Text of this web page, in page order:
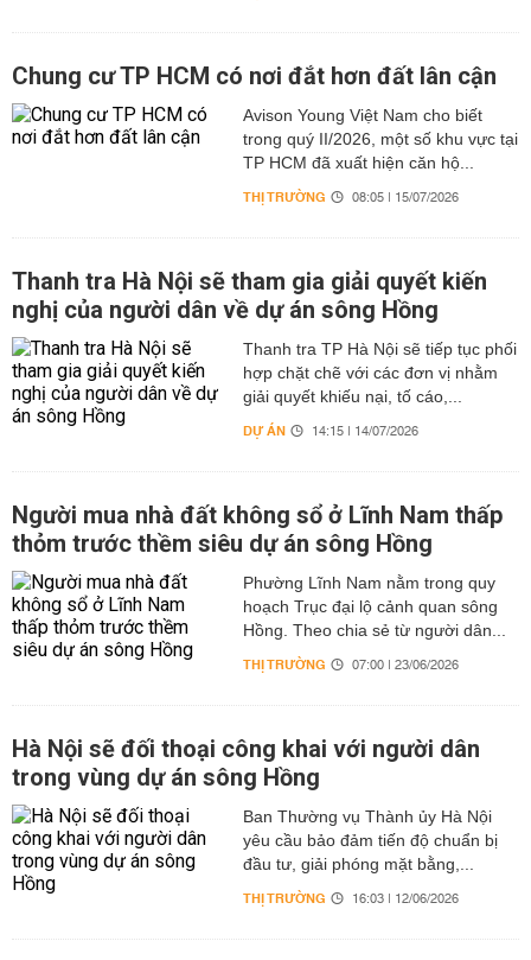
Chung cư TP HCM có nơi đắt hơn đất lân cận
Avison Young Việt Nam cho biết
trong quý II/2026, một số khu vực tại
TP HCM đã xuất hiện căn hộ...
THỊ TRƯỜNG 08:05 | 15/07/2026
Thanh tra Hà Nội sẽ tham gia giải quyết kiến
nghị của người dân về dự án sông Hồng
Thanh tra TP Hà Nội sẽ tiếp tục phối
hợp chặt chẽ với các đơn vị nhằm
giải quyết khiếu nại, tố cáo,...
DỰ ÁN 14:15 | 14/07/2026
Người mua nhà đất không sổ ở Lĩnh Nam thấp
thỏm trước thềm siêu dự án sông Hồng
Phường Lĩnh Nam nằm trong quy
hoạch Trục đại lộ cảnh quan sông
Hồng. Theo chia sẻ từ người dân...
THỊ TRƯỜNG 07:00 | 23/06/2026
Hà Nội sẽ đối thoại công khai với người dân
trong vùng dự án sông Hồng
Ban Thường vụ Thành ủy Hà Nội
yêu cầu bảo đảm tiến độ chuẩn bị
đầu tư, giải phóng mặt bằng,...
THỊ TRƯỜNG 16:03 | 12/06/2026